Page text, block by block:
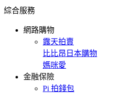
綜合服務
網路購物
露天拍賣
比比昂日本購物
媽咪愛
金融保險
Pi 拍錢包